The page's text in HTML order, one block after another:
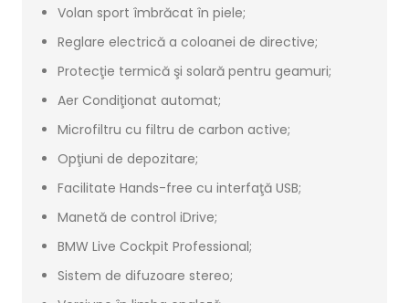
Volan sport îmbrăcat în piele;
Reglare electrică a coloanei de directive;
Protecţie termică şi solară pentru geamuri;
Aer Condiţionat automat;
Microfiltru cu filtru de carbon active;
Opţiuni de depozitare;
Facilitate Hands-free cu interfaţă USB;
Manetă de control iDrive;
BMW Live Cockpit Professional;
Sistem de difuzoare stereo;